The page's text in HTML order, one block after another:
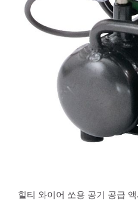
힐티 와이어 쏘용 공기 공급